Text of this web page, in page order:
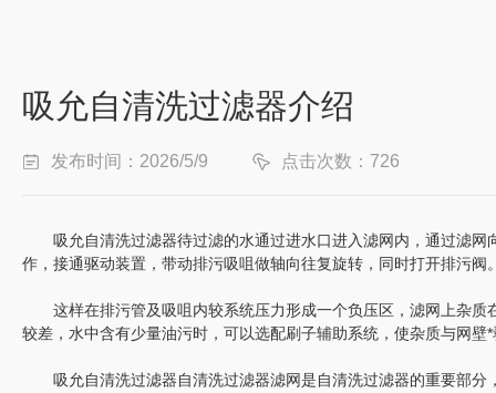
吸允自清洗过滤器介绍
发布时间：2026/5/9 点击次数：726
吸允自清洗过滤器待过滤的水通过进水口进入滤网内，通过滤网
作，接通驱动装置，带动排污吸咀做轴向往复旋转，同时打开排污阀
这样在排污管及吸咀内较系统压力形成一个负压区，滤网上杂质
较差，水中含有少量油污时，可以选配刷子辅助系统，使杂质与网壁
吸允自清洗过滤器自清洗过滤器滤网是自清洗过滤器的重要部分